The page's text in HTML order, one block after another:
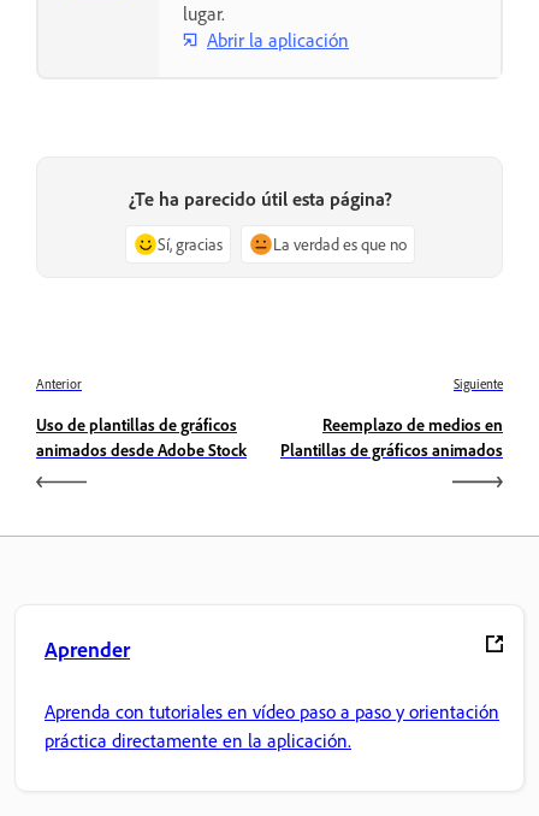
lugar.
Abrir la aplicación
¿Te ha parecido útil esta página?
Sí, gracias La verdad es que no
Anterior
Uso de plantillas de gráficos
animados desde Adobe Stock
Siguiente
Reemplazo de medios en
Plantillas de gráficos animados
Aprender
Aprenda con tutoriales en vídeo paso a paso y orientación
práctica directamente en la aplicación.